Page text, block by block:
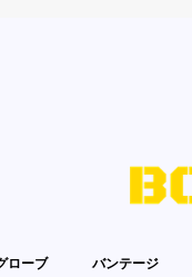
ローブ バンテージ